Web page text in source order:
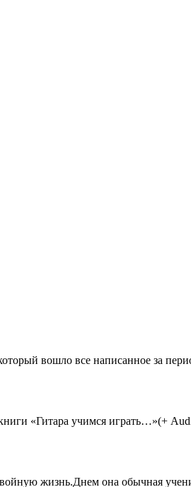
вошло все написанное за
«Гитара учимся играть…»(+
жизнь.Днем она обычная